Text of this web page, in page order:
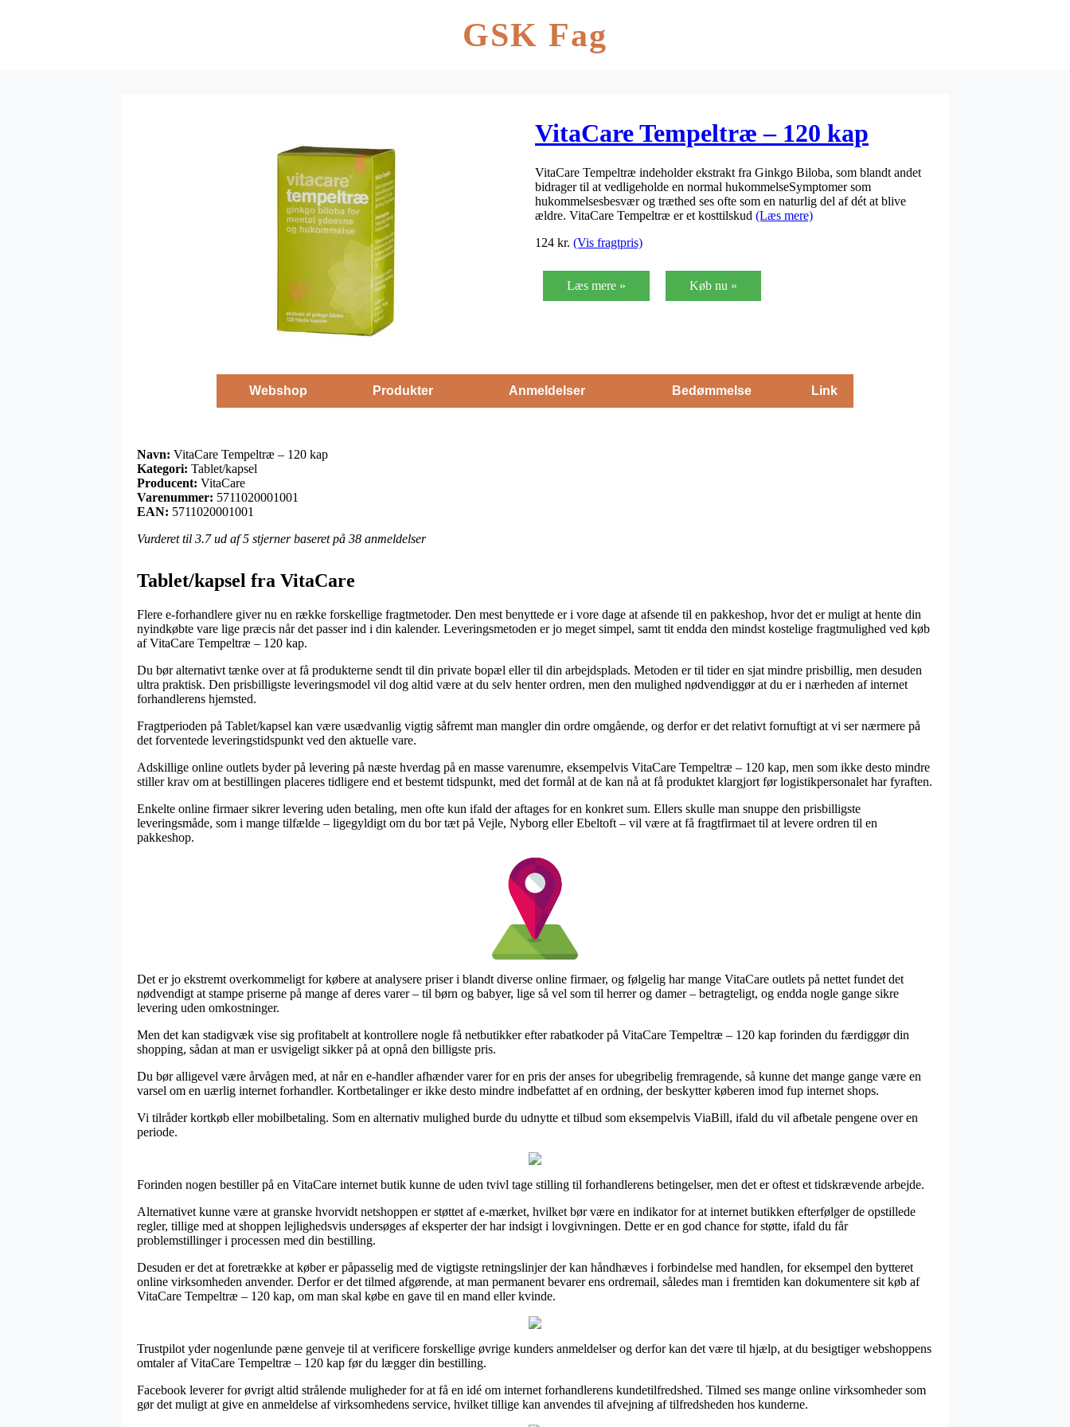
GSK Fag
VitaCare Tempeltræ – 120 kap
VitaCare Tempeltræ indeholder ekstrakt fra Ginkgo Biloba, som blandt andet
bidrager til at vedligeholde en normal hukommelseSymptomer som
hukommelsesbesvær og træthed ses ofte som en naturlig del af dét at blive
ældre. VitaCare Tempeltræ er et kosttilskud (Læs mere)
124 kr. (Vis fragtpris)
Læs mere » Køb nu »
Webshop Produkter Anmeldelser Bedømmelse Link
Navn: VitaCare Tempeltræ – 120 kap
Kategori: Tablet/kapsel
Producent: VitaCare
Varenummer: 5711020001001
EAN: 5711020001001
Vurderet til 3.7ud af 5 stjerner baseret på 38 anmeldelser
Tablet/kapsel fra VitaCare
Flere e-forhandlere giver nu en række forskellige fragtmetoder. Den mest benyttede er i vore dage at afsende til en pakkeshop, hvor det er muligt at hente din
nyindkøbte vare lige præcis når det passer ind i din kalender. Leveringsmetoden er jo meget simpel, samt tit endda den mindst kostelige fragtmulighed ved køb
af VitaCare Tempeltræ – 120 kap.
Du bør alternativt tænke over at få produkterne sendt til din private bopæl eller til din arbejdsplads. Metoden er til tider en sjat mindre prisbillig, men desuden
ultra praktisk. Den prisbilligste leveringsmodel vil dog altid være at du selv henter ordren, men den mulighed nødvendiggør at du er i nærheden af internet
forhandlerens hjemsted.
Fragtperioden på Tablet/kapsel kan være usædvanlig vigtig såfremt man mangler din ordre omgående, og derfor er det relativt fornuftigt at vi ser nærmere på
det forventede leveringstidspunkt ved den aktuelle vare.
Adskillige online outlets byder på levering på næste hverdag på en masse varenumre, eksempelvis VitaCare Tempeltræ – 120 kap, men som ikke desto mindre
stiller krav om at bestillingen placeres tidligere end et bestemt tidspunkt, med det formål at de kan nå at få produktet klargjort før logistikpersonalet har fyraften.
Enkelte online firmaer sikrer levering uden betaling, men ofte kun ifald der aftages for en konkret sum. Ellers skulle man snuppe den prisbilligste
leveringsmåde, som i mange tilfælde – ligegyldigt om du bor tæt på Vejle, Nyborg eller Ebeltoft – vil være at få fragtfirmaet til at levere ordren til en
pakkeshop.
Det er jo ekstremt overkommeligt for købere at analysere priser i blandt diverse online firmaer, og følgelig har mange VitaCare outlets på nettet fundet det
nødvendigt at stampe priserne på mange af deres varer – til børn og babyer, lige så vel som til herrer og damer – betragteligt, og endda nogle gange sikre
levering uden omkostninger.
Men det kan stadigvæk vise sig profitabelt at kontrollere nogle få netbutikker efter rabatkoder på VitaCare Tempeltræ – 120 kap forinden du færdiggør din
shopping, sådan at man er usvigeligt sikker på at opnå den billigste pris.
Du bør alligevel være årvågen med, at når en e-handler afhænder varer for en pris der anses for ubegribelig fremragende, så kunne det mange gange være en
varsel om en uærlig internet forhandler. Kortbetalinger er ikke desto mindre indbefattet af en ordning, der beskytter køberen imod fup internet shops.
Vi tilråder kortkøb eller mobilbetaling. Som en alternativ mulighed burde du udnytte et tilbud som eksempelvis ViaBill, ifald du vil afbetale pengene over en
periode.
Forinden nogen bestiller på en VitaCare internet butik kunne de uden tvivl tage stilling til forhandlerens betingelser, men det er oftest et tidskrævende arbejde.
Alternativet kunne være at granske hvorvidt netshoppen er støttet af e-mærket, hvilket bør være en indikator for at internet butikken efterfølger de opstillede
regler, tillige med at shoppen lejlighedsvis undersøges af eksperter der har indsigt i lovgivningen. Dette er en god chance for støtte, ifald du får
problemstillinger i processen med din bestilling.
Desuden er det at foretrække at køber er påpasselig med de vigtigste retningslinjer der kan håndhæves i forbindelse med handlen, for eksempel den bytteret
online virksomheden anvender. Derfor er det tilmed afgørende, at man permanent bevarer ens ordremail, således man i fremtiden kan dokumentere sit køb af
VitaCare Tempeltræ – 120 kap, om man skal købe en gave til en mand eller kvinde.
Trustpilot yder nogenlunde pæne genveje til at verificere forskellige øvrige kunders anmeldelser og derfor kan det være til hjælp, at du besigtiger webshoppens
omtaler af VitaCare Tempeltræ – 120 kap før du lægger din bestilling.
Facebook leverer for øvrigt altid strålende muligheder for at få en idé om internet forhandlerens kundetilfredshed. Tilmed ses mange online virksomheder som
gør det muligt at give en anmeldelse af virksomhedens service, hvilket tillige kan anvendes til afvejning af tilfredsheden hos kunderne.